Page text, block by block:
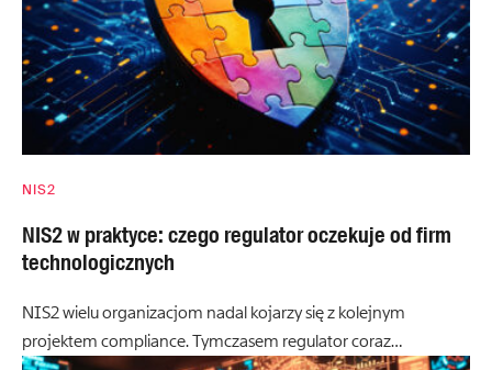
NIS2
NIS2 w praktyce: czego regulator oczekuje od firm
technologicznych
NIS2 wielu organizacjom nadal kojarzy się z kolejnym
projektem compliance. Tymczasem regulator coraz…